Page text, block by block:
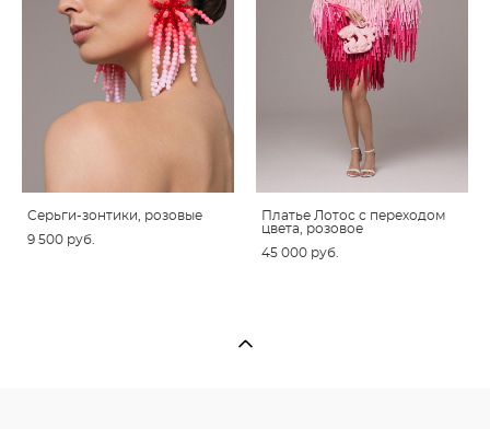
Серьги-зонтики, розовые
9 500 pуб.
Платье Лотос с переходом
цвета, розовое
45 000 pуб.